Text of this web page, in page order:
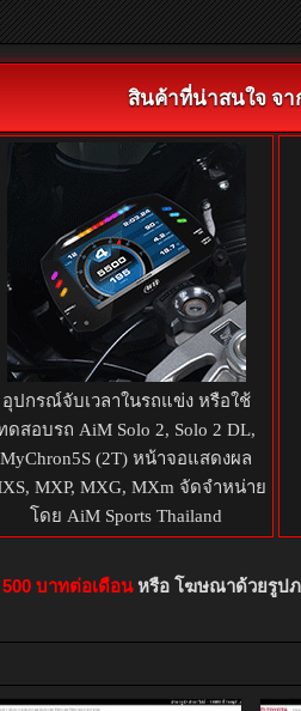
สินค้าที่น่าสนใจ จา
อุปกรณ์จับเวลาในรถแข่ง หรือใช้
ดสอบรถ AiM Solo 2, Solo 2 DL,
MyChron5S (2T) หน้าจอแสดงผล
MXP, MXG, MXm จัดจำหน่าย
โดย AiM Sports Thailand
500 บาทต่อเดือนหรือ โฆษณาด้วยรูปภ